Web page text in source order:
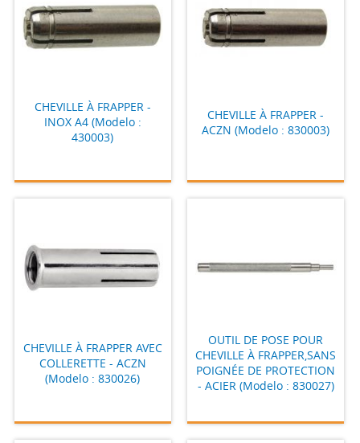
CHEVILLE À FRAPPER -
INOX A4 (Modelo :
430003)
CHEVILLE À FRAPPER -
ACZN (Modelo : 830003)
CHEVILLE À FRAPPER AVEC
COLLERETTE - ACZN
(Modelo : 830026)
OUTIL DE POSE POUR
CHEVILLE À FRAPPER,SANS
POIGNÉE DE PROTECTION
- ACIER (Modelo : 830027)